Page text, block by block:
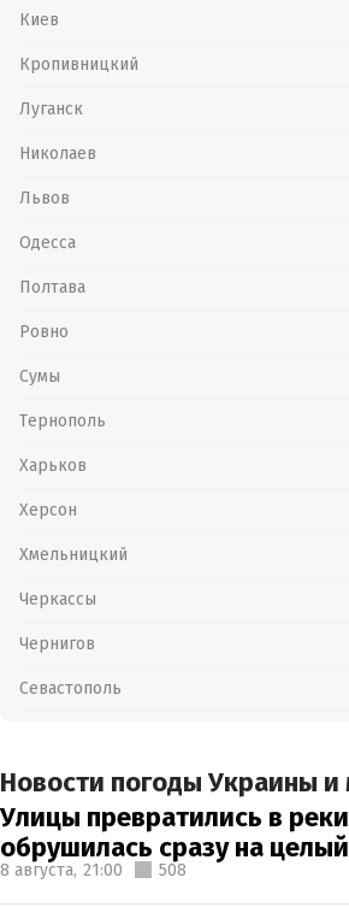
Киев
Кропивницкий
Луганск
Николаев
Львов
Одесса
Полтава
Ровно
Сумы
Тернополь
Харьков
Херсон
Хмельницкий
Черкассы
Чернигов
Севастополь
Новости погоды Украины и
Улицы превратились в
обрушилась сразу на
8 августа, 21:00 508